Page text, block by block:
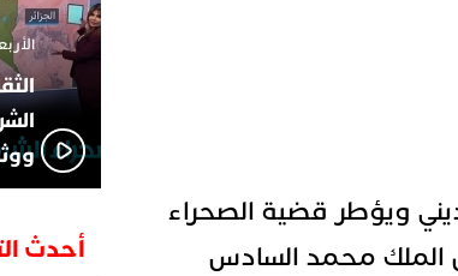
ويؤطر قضية الصحراء
الملك محمد السادس
الأربعاء 13
أحدث